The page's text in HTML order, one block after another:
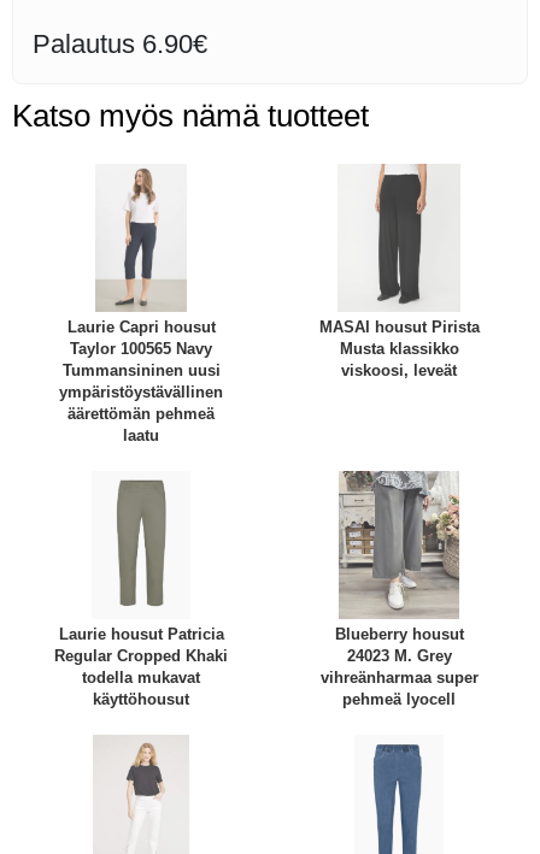
Palautus 6.90€
Katso myös nämä tuotteet
Laurie Capri housut
Taylor 100565 Navy
Tummansininen uusi
ympäristöystävällinen
äärettömän pehmeä
laatu
MASAI housut Pirista
Musta klassikko
viskoosi, leveät
Laurie housut Patricia
Regular Cropped Khaki
todella mukavat
käyttöhousut
Blueberry housut
24023 M. Grey
vihreänharmaa super
pehmeä lyocell